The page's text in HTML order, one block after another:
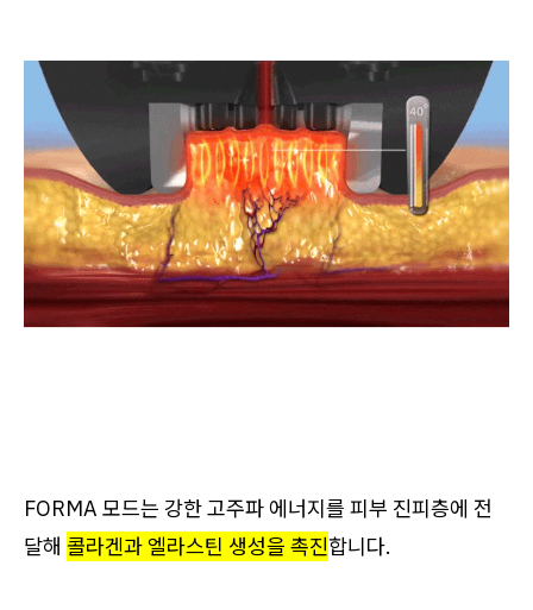
FORMA 모드는 강한 고주파 에너지를 피부 진피층에 전
달해 콜라겐과 엘라스틴 생성을 촉진합니다.